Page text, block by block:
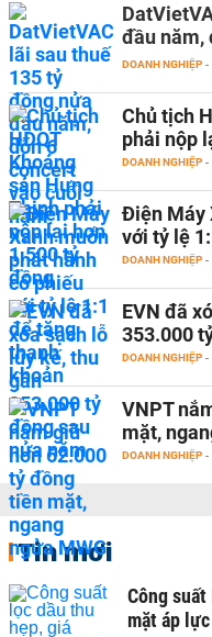
đầu năm,
DOANH NGHIỆP -
Chủ tịch
phải nộp
DOANH NGHIỆP -
Điện Máy
với tỷ lệ
DOANH NGHIỆP -
EVN đã
353.000
DOANH NGHIỆP -
VNPT
mặt,
DOANH NGHIỆP -
Tin mới
Công
mặt áp